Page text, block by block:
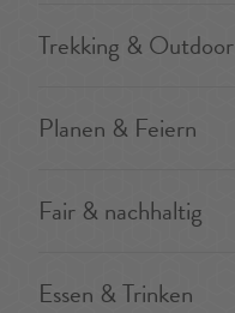
Trekking & Outdoor
Planen & Feiern
Fair & nachhaltig
Essen & Trinken